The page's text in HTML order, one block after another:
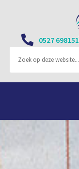
0527 698151